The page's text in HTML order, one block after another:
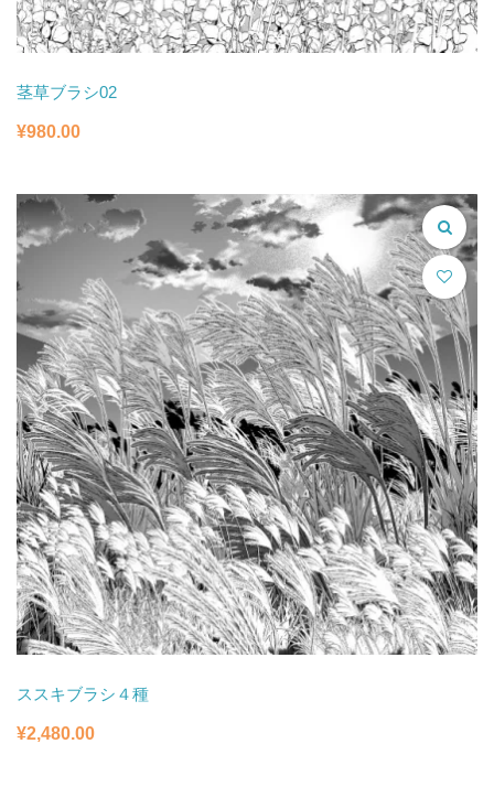
茎草ブラシ02
¥980.00
ススキブラシ４種
¥2,480.00